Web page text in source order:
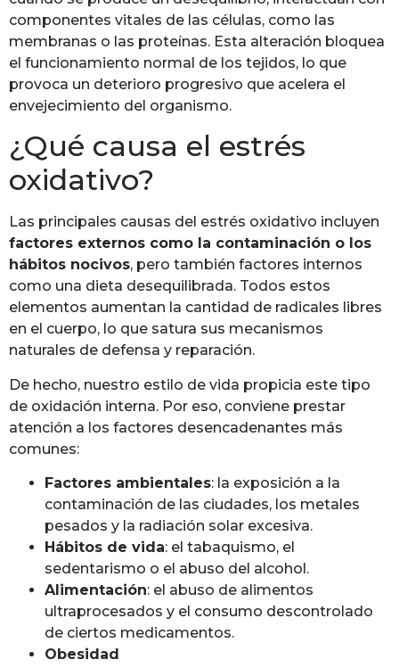
componentes vitales de las células, como las
membranas o las proteínas. Esta alteración bloquea
el funcionamiento normal de los tejidos, lo que
provoca un deterioro progresivo que acelera el
envejecimiento del organismo.
¿Qué causa el estrés
oxidativo?
Las principales causas del estrés oxidativo incluyen
factores externos como la contaminación o los
hábitos nocivos, pero también factores internos
como una dieta desequilibrada. Todos estos
elementos aumentan la cantidad de radicales libres
en el cuerpo, lo que satura sus mecanismos
naturales de defensa y reparación.
De hecho, nuestro estilo de vida propicia este tipo
de oxidación interna. Por eso, conviene prestar
atención a los factores desencadenantes más
comunes:
Factores ambientales: la exposición a la
contaminación de las ciudades, los metales
pesados y la radiación solar excesiva.
Hábitos de vida: el tabaquismo, el
sedentarismo o el abuso del alcohol.
Alimentación: el abuso de alimentos
ultraprocesados y el consumo descontrolado
de ciertos medicamentos.
Obesidad